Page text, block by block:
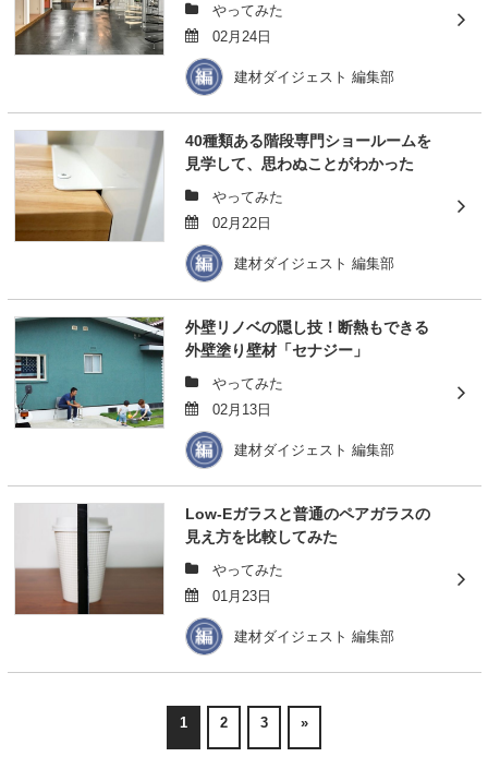
やってみた
02月24日
建材ダイジェスト 編集部
40種類ある階段専門ショールームを
見学して、思わぬことがわかった
やってみた
02月22日
建材ダイジェスト 編集部
外壁リノベの隠し技！断熱もできる
外壁塗り壁材「セナジー」
やってみた
02月13日
建材ダイジェスト 編集部
Low-Eガラスと普通のペアガラスの
見え方を比較してみた
やってみた
01月23日
建材ダイジェスト 編集部
1 2 3 »